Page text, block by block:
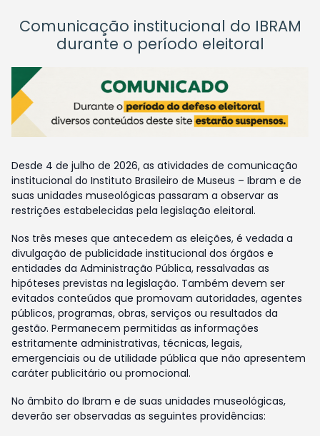
Comunicação institucional do IBRAM
durante o período eleitoral
Desde 4 de julho de 2026, as atividades de comunicação
institucional do Instituto Brasileiro de Museus – Ibram e de
suas unidades museológicas passaram a observar as
restrições estabelecidas pela legislação eleitoral.
Nos três meses que antecedem as eleições, é vedada a
divulgação de publicidade institucional dos órgãos e
entidades da Administração Pública, ressalvadas as
hipóteses previstas na legislação. Também devem ser
evitados conteúdos que promovam autoridades, agentes
públicos, programas, obras, serviços ou resultados da
gestão. Permanecem permitidas as informações
estritamente administrativas, técnicas, legais,
emergenciais ou de utilidade pública que não apresentem
caráter publicitário ou promocional.
No âmbito do Ibram e de suas unidades museológicas,
deverão ser observadas as seguintes providências: